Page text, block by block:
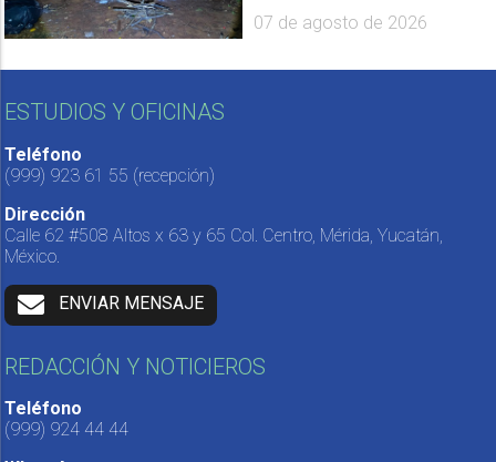
07 de agosto de 2026
ESTUDIOS Y OFICINAS
Teléfono
(999) 923 61 55 (recepción)
Dirección
Calle 62 #508 Altos x 63 y 65 Col. Centro, Mérida, Yucatán,
México.
ENVIAR MENSAJE
REDACCIÓN Y NOTICIEROS
Teléfono
(999) 924 44 44